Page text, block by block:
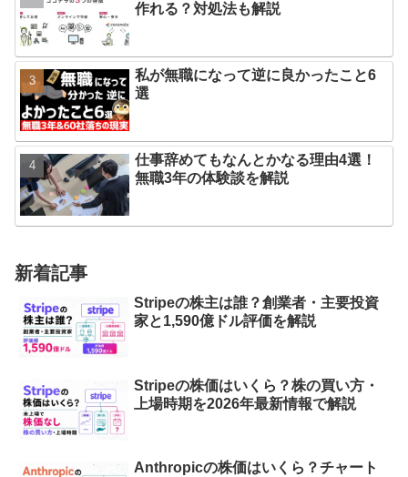
作れる？対処法も解説
私が無職になって逆に良かったこと6
選
仕事辞めてもなんとかなる理由4選！
無職3年の体験談を解説
新着記事
Stripeの株主は誰？創業者・主要投資
家と1,590億ドル評価を解説
Stripeの株価はいくら？株の買い方・
上場時期を2026年最新情報で解説
Anthropicの株価はいくら？チャート